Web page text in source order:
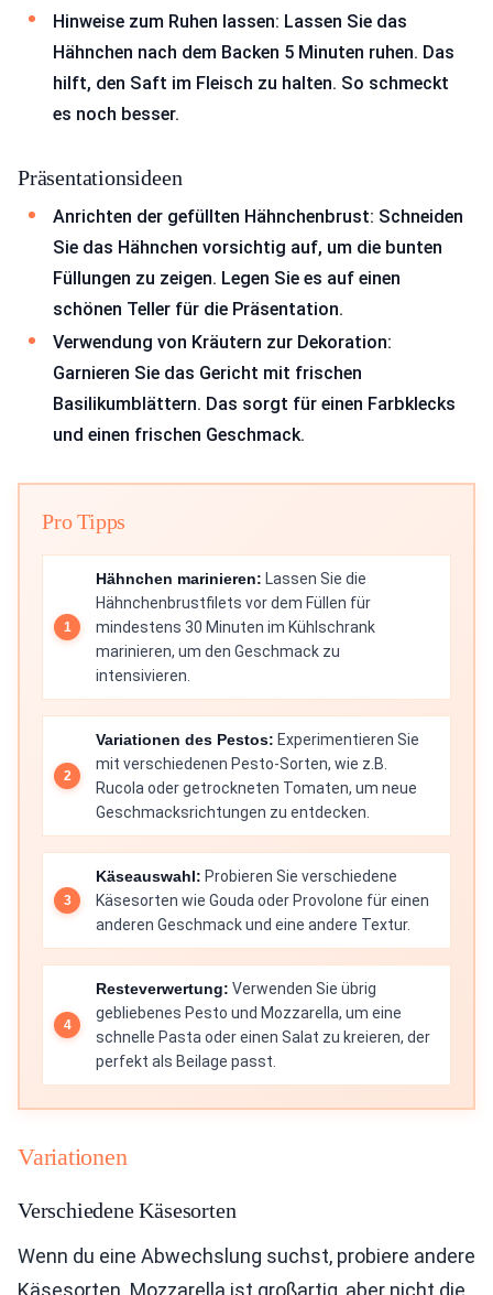
Hinweise zum Ruhen lassen: Lassen Sie das
Hähnchen nach dem Backen 5 Minuten ruhen. Das
hilft, den Saft im Fleisch zu halten. So schmeckt
es noch besser.
Präsentationsideen
Anrichten der gefüllten Hähnchenbrust: Schneiden
Sie das Hähnchen vorsichtig auf, um die bunten
Füllungen zu zeigen. Legen Sie es auf einen
schönen Teller für die Präsentation.
Verwendung von Kräutern zur Dekoration:
Garnieren Sie das Gericht mit frischen
Basilikumblättern. Das sorgt für einen Farbklecks
und einen frischen Geschmack.
Pro Tipps
Hähnchen marinieren: Lassen Sie die
Hähnchenbrustfilets vor dem Füllen für
mindestens 30 Minuten im Kühlschrank
marinieren, um den Geschmack zu
intensivieren.
Variationen des Pestos: Experimentieren Sie
mit verschiedenen Pesto-Sorten, wie z.B.
Rucola oder getrockneten Tomaten, um neue
Geschmacksrichtungen zu entdecken.
Käseauswahl: Probieren Sie verschiedene
Käsesorten wie Gouda oder Provolone für einen
anderen Geschmack und eine andere Textur.
Resteverwertung: Verwenden Sie übrig
gebliebenes Pesto und Mozzarella, um eine
schnelle Pasta oder einen Salat zu kreieren, der
perfekt als Beilage passt.
Variationen
Verschiedene Käsesorten
Wenn du eine Abwechslung suchst, probiere andere